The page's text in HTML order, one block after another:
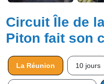
Circuit Île de
Piton fait son
La Réunion 10 jours